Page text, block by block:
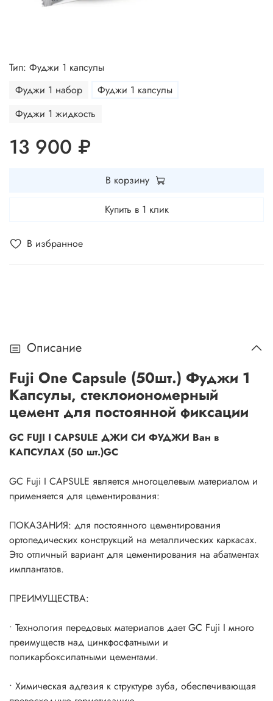
В избранное
Тип: Фуджи 1 капсулы
Фуджи 1 набор
Фуджи 1 капсулы
Фуджи 1 жидкость
13 900 ₽
В корзину
Купить в 1 клик
Описание
Fuji One Capsule (50шт.) Фуджи 1
Капсулы, стеклоиономерный
цемент для постоянной фиксации
GC FUJI I CAPSULE ДЖИ СИ ФУДЖИ Ван в
КАПСУЛАХ (50 шт.)GC
GC Fuji I CAPSULE является многоцелевым материалом и
применяется для цементирования:
ПОКАЗАНИЯ: для постоянного цементирования
ортопедических конструкций на металлических каркасах.
Это отличный вариант для цементирования на абатментах
имплантатов.
ПРЕИМУЩЕСТВА:
• Технология передовых материалов дает GC Fuji I много
преимуществ над цинкфосфатными и
поликарбоксилатными цементами.
• Химическая адгезия к структуре зуба, обеспечивающая